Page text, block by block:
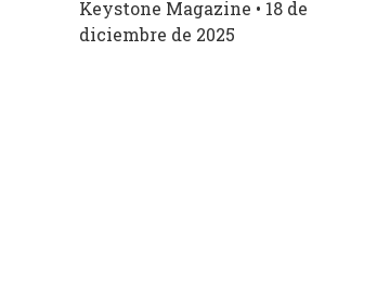
Keystone Magazine
18 de
diciembre de 2025